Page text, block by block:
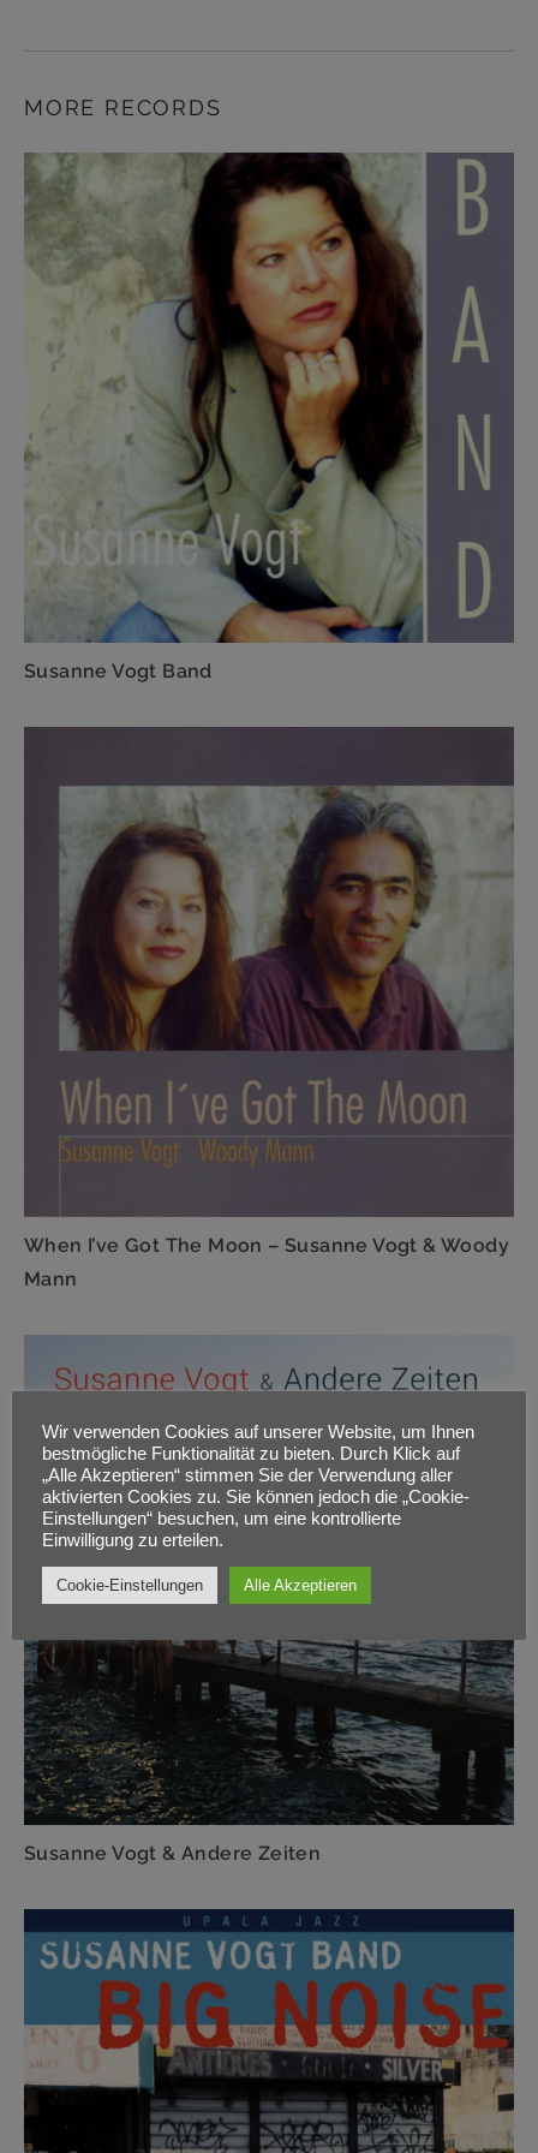
MORE RECORDS
Susanne Vogt Band
When I’ve Got The Moon – Susanne Vogt & Woody
Mann
Susanne Vogt & Andere Zeiten
Wir verwenden Cookies auf unserer Website, um Ihnen
bestmögliche Funktionalität zu bieten. Durch Klick auf
„Alle Akzeptieren“ stimmen Sie der Verwendung aller
aktivierten Cookies zu. Sie können jedoch die „Cookie-
Einstellungen“ besuchen, um eine kontrollierte
Einwilligung zu erteilen.
Cookie-Einstellungen Alle Akzeptieren